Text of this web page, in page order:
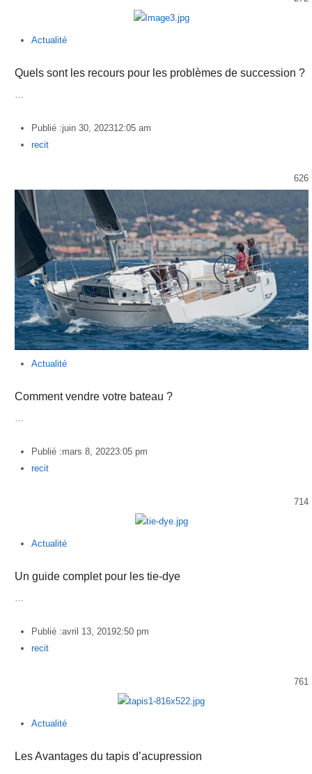
Actualité
Quels sont les recours pour les problèmes de succession ?
Publié :juin 30, 202312:05 am
Author
recit
626
Actualité
Comment vendre votre bateau ?
…
Publié :mars 8, 20223:05 pm
Author
recit
714
Actualité
Un guide complet pour les tie-dye
…
Publié :avril 13, 20192:50 pm
Author
recit
761
Actualité
Les Avantages du tapis d’acupression